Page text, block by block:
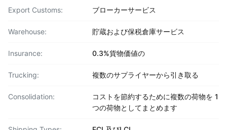
Export Customs: ブローカーサービス
Warehouse: 貯蔵および保税倉庫サービス
Insurance: 0.3%貨物価値の
Trucking: 複数のサプライヤーから引き取る
Consolidation:
コストを節約するために複数の荷物を 1
つの荷物としてまとめます